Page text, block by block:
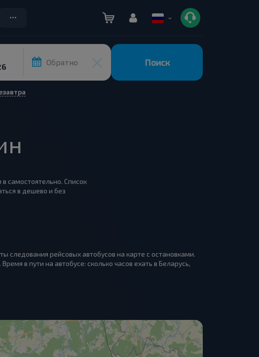
Обратно Поиск
самостоятельно. Список
в дешево и без
рейсовых автобусов на карте с остановками.
в пути на автобусе: сколько часов ехать в Беларусь,